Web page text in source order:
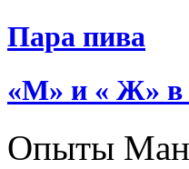
Пара пива
«М» и « Ж» в
Опыты